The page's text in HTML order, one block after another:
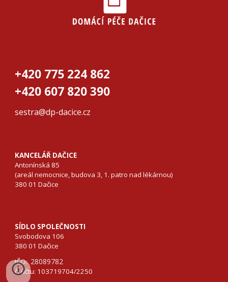
+420 775 224 862
+420 607 820 390
sestra@dp-dacice.cz
KANCELÁŘ DAČICE
Antonínská 85
(areál nemocnice, budova 3, 1. patro nad lékárnou)
380 01 Dačice
SÍDLO SPOLEČNOSTI
Svobodova 106
380 01 Dačice
IČO: 28089782
č. účtu: 103719704/2250